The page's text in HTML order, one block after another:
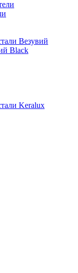
Везувий
Black
Keralux